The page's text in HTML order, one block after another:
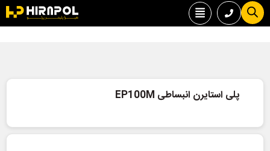
پلی استایرن انبساطی EP100M